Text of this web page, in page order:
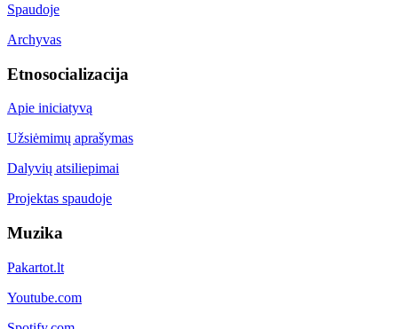
Spaudoje
Archyvas
Etnosocializacija
Apie iniciatyvą
Užsiėmimų aprašymas
Dalyvių atsiliepimai
Projektas spaudoje
Muzika
Pakartot.lt
Youtube.com